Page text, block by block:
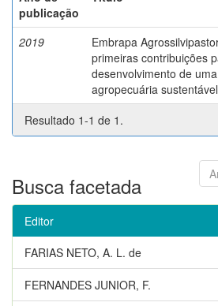
publicação
2019
Embrapa
primeiras contribuições
desenvolvimento de uma
agropecuária
Resultado 1-1 de 1.
Busca facetada
Editor
FARIAS NETO, A. L. de
FERNANDES JUNIOR, F.